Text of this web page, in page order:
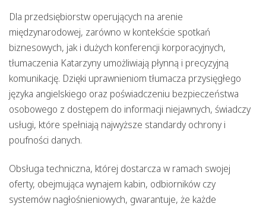
Dla przedsiębiorstw operujących na arenie
międzynarodowej, zarówno w kontekście spotkań
biznesowych, jak i dużych konferencji korporacyjnych,
tłumaczenia Katarzyny umożliwiają płynną i precyzyjną
komunikację. Dzięki uprawnieniom tłumacza przysięgłego
języka angielskiego oraz poświadczeniu bezpieczeństwa
osobowego z dostępem do informacji niejawnych, świadczy
usługi, które spełniają najwyższe standardy ochrony i
poufności danych.
Obsługa techniczna, której dostarcza w ramach swojej
oferty, obejmująca wynajem kabin, odbiorników czy
systemów nagłośnieniowych, gwarantuje, że każde